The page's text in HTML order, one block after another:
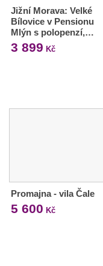
Jižní Morava: Velké
Bílovice v Pensionu
Mlýn s polopenzí,…
3 899 Kč
Promajna - vila Čale
5 600 Kč